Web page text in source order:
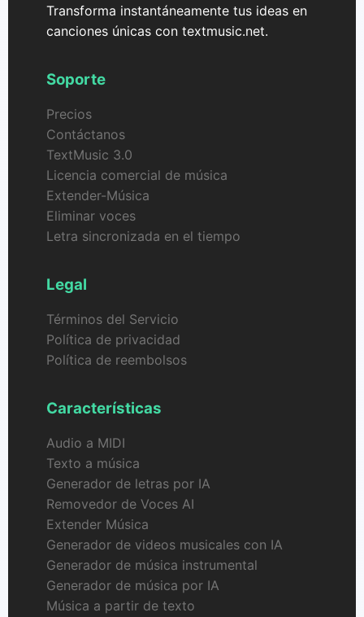
Transforma instantáneamente tus ideas en
canciones únicas con textmusic.net.
Soporte
Precios
Contáctanos
TextMusic 3.0
Licencia comercial de música
Extender-Música
Eliminar voces
Letra sincronizada en el tiempo
Legal
Términos del Servicio
Política de privacidad
Política de reembolsos
Características
Audio a MIDI
Texto a música
Generador de letras por IA
Removedor de Voces AI
Extender Música
Generador de videos musicales con IA
Generador de música instrumental
Generador de música por IA
Música a partir de texto